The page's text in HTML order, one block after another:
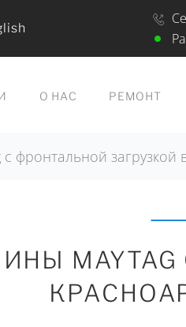
О НАС РЕМОНТ
фронтальной загрузкой